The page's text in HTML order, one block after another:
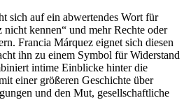
sich auf ein abwertendes Wort für
nicht kennen“ und mehr Rechte oder
Francia Márquez eignet sich diesen
ihn zu einem Symbol für Widerstand
intime Einblicke hinter die
einer größeren Geschichte über
und den Mut, gesellschaftliche